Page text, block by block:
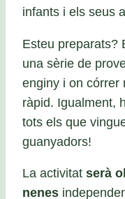
infants i els seus
Esteu preparats?
una sèrie de
enginy i on córrer
ràpid. Igualment,
tots els que
guanyadors!
La activitat serà
nenes